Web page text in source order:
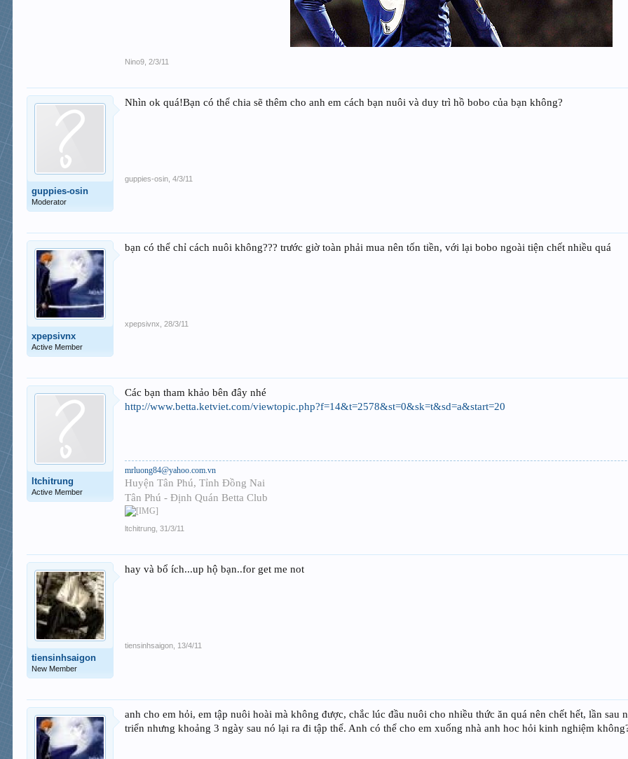
Nino9 2/3/11
guppies-osin
Moderator
Nhìn ok quá!Bạn có thể chia sẽ thêm cho anh em cách bạn nuôi và duy trì hồ bobo của bạn không?
guppies-osin 4/3/11
xpepsivnx
Active Member
bạn có thể chỉ cách nuôi không??? trước giờ toàn phải mua nên tốn tiền, với lại bobo ngoài tiện chết nhiều quá
xpepsivnx 28/3/11
ltchitrung
Active Member
Các bạn tham khảo bên đây nhé
http://www.betta.ketviet.com/viewtopic.php?f=14&t=2578&st=0&sk=t&sd=a&start=20
mrluong84@yahoo.com.vn
Huyện Tân Phú, Tỉnh Đồng Nai
Tân Phú - Định Quán Betta Club
ltchitrung 31/3/11
tiensinhsaigon
New Member
hay và bổ ích...up hộ bạn..for get me not
tiensinhsaigon 13/4/11
anh cho em hỏi, em tập nuôi hoài mà không được, chắc lúc đầu nuôi cho nhiều thức ăn quá nên chết hết, lần sau
triển nhưng khoảng 3 ngày sau nó lại ra đi tập thể. Anh có thể cho em xuống nhà anh hoc hỏi kinh nghiệm